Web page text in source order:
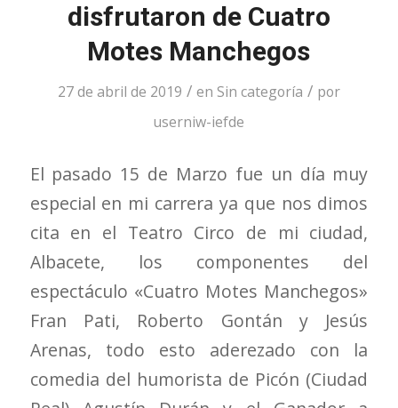
disfrutaron de Cuatro
Motes Manchegos
27 de abril de 2019 / en Sin categoría / por
userniw-iefde
El pasado 15 de Marzo fue un día muy
especial en mi carrera ya que nos dimos
cita en el Teatro Circo de mi ciudad,
Albacete, los componentes del
espectáculo «Cuatro Motes Manchegos»
Fran Pati, Roberto Gontán y Jesús
Arenas, todo esto aderezado con la
comedia del humorista de Picón (Ciudad